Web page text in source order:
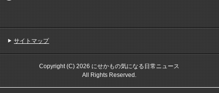
サイトマップ
Copyright (C) 2026 にせかもの気になる日常ニュース
All Rights Reserved.